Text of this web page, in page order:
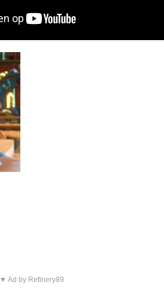
▼ Ad by Refinery89